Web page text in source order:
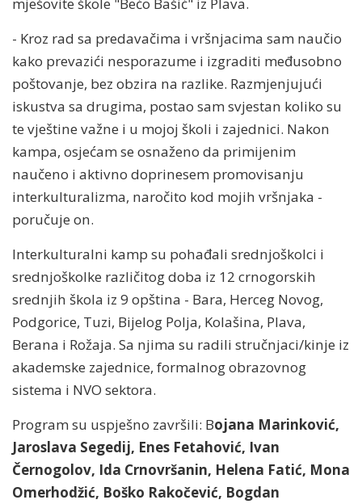
- Kroz rad sa predavačima i vršnjacima sam naučio
kako prevazići nesporazume i izgraditi međusobno
poštovanje, bez obzira na razlike. Razmjenjujući
iskustva sa drugima, postao sam svjestan koliko su
te vještine važne i u mojoj školi i zajednici. Nakon
kampa, osjećam se osnaženo da primijenim
naučeno i aktivno doprinesem promovisanju
interkulturalizma, naročito kod mojih vršnjaka -
poručuje on.
Interkulturalni kamp su pohađali srednjoškolci i
srednjoškolke različitog doba iz 12 crnogorskih
srednjih škola iz 9 opština - Bara, Herceg Novog,
Podgorice, Tuzi, Bijelog Polja, Kolašina, Plava,
Berana i Rožaja. Sa njima su radili stručnjaci/kinje iz
akademske zajednice, formalnog obrazovnog
sistema i NVO sektora.
Program su uspješno završili: Bojana Marinković,
Jaroslava Segedij, Enes Fetahović, Ivan
Černogolov, Ida Crnovršanin, Helena Fatić, Mona
Omerhodžić, Boško Rakočević, Bogdan